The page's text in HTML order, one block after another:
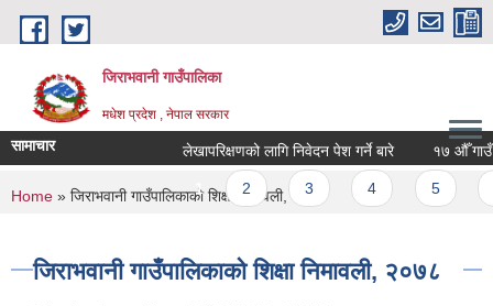
Skip to main content
जिराभवानी गाउँपालिका
मधेश प्रदेश , नेपाल सरकार
सामाचार लेखापरिक्षणको लागि निवेदन पेश गर्ने बारे १७ औँ गाउँ
Pages
1 2 3
You are here
Home » जिराभवानी गाउँपालिकाको शिक्षा निमावली, २०७८
जिराभवानी गाउँपालिकाको शिक्षा निमावली, २०७८